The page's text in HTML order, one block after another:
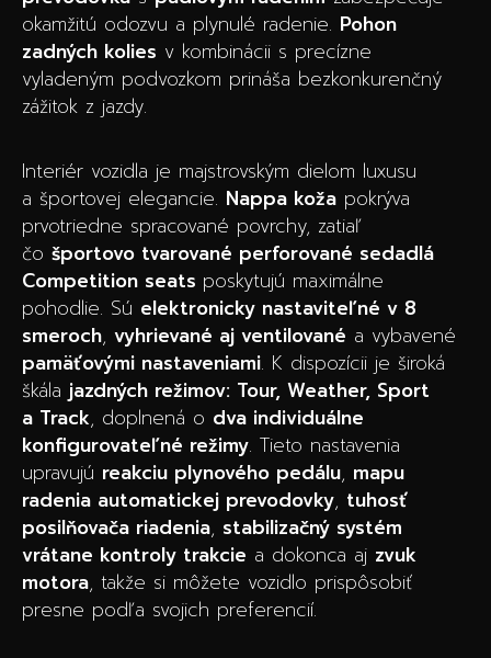
okamžitú odozvu a plynulé radenie. Pohon
zadných kolies v kombinácii s precízne
vyladeným podvozkom prináša bezkonkurenčný
zážitok z jazdy.
Interiér vozidla je majstrovským dielom luxusu
a športovej elegancie. Nappa koža pokrýva
prvotriedne spracované povrchy, zatiaľ
čo športovo tvarované perforované sedadlá
Competition seats poskytujú maximálne
pohodlie. Sú elektronicky nastaviteľné v 8
smeroch, vyhrievané aj ventilované a vybavené
pamäťovými nastaveniami. K dispozícii je široká
škála jazdných režimov: Tour, Weather, Sport
a Track, doplnená o dva individuálne
konfigurovateľné režimy. Tieto nastavenia
upravujú reakciu plynového pedálu, mapu
radenia automatickej prevodovky, tuhosť
posilňovača riadenia, stabilizačný systém
vrátane kontroly trakcie a dokonca aj zvuk
motora, takže si môžete vozidlo prispôsobiť
presne podľa svojich preferencií.